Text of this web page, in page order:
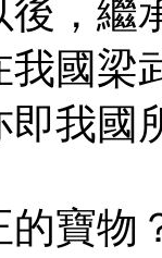
，繼
國梁
我國
物